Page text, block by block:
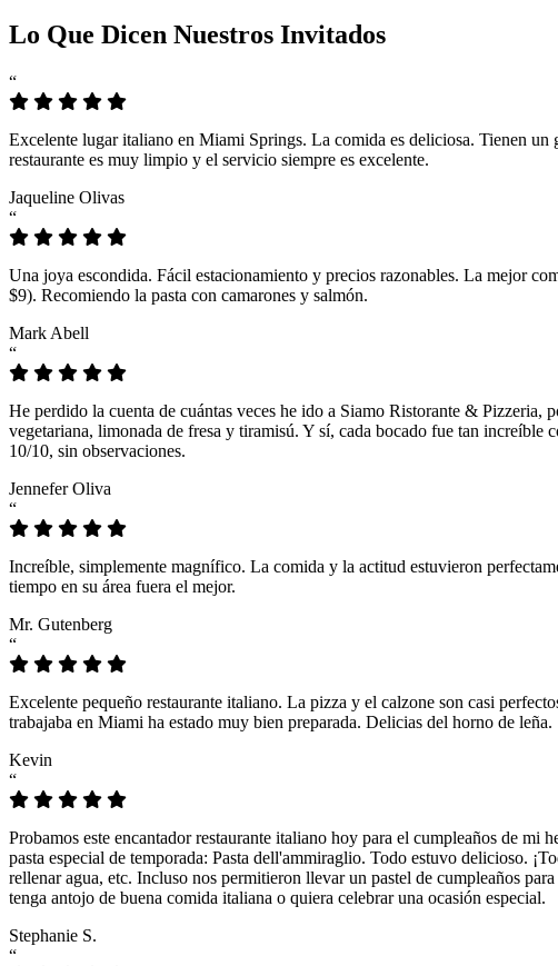
Lo Que Dicen Nuestros Invitados
“
Excelente lugar italiano en Miami Springs. La comida es deliciosa. Tienen
restaurante es muy limpio y el servicio siempre es excelente.
Jaqueline Olivas
“
Una joya escondida. Fácil estacionamiento y precios razonables. La mejor
$9). Recomiendo la pasta con camarones y salmón.
Mark Abell
“
He perdido la cuenta de cuántas veces he ido a Siamo Ristorante & Pizzeria,
vegetariana, limonada de fresa y tiramisú. Y sí, cada bocado fue tan
10/10, sin observaciones.
Jennefer Oliva
“
Increíble, simplemente magnífico. La comida y la actitud estuvieron
tiempo en su área fuera el mejor.
Mr. Gutenberg
“
Excelente pequeño restaurante italiano. La pizza y el calzone son casi
trabajaba en Miami ha estado muy bien preparada. Delicias del horno de leña.
Kevin
“
Probamos este encantador restaurante italiano hoy para el cumpleaños de
pasta especial de temporada: Pasta dell'ammiraglio. Todo estuvo delicioso.
rellenar agua, etc. Incluso nos permitieron llevar un pastel de cumpleaños
tenga antojo de buena comida italiana o quiera celebrar una ocasión especial.
Stephanie S.
“